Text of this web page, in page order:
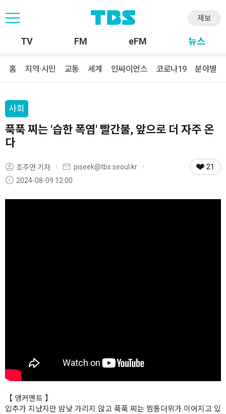
제보
TV FM eFM 뉴스
홈 지역·시민 교통 세계 인싸이언스 코로나19 분야별
사회
푹푹 찌는 '습한 폭염' 빨간불, 앞으로 더 자주 온
다
조주연 기자
piseek@tbs.seoul.kr
2024-08-09 12:00
21
【 앵커멘트 】
입추가 지났지만 밤낮 가리지 않고 푹푹 찌는 찜통더위가 이어지고 있